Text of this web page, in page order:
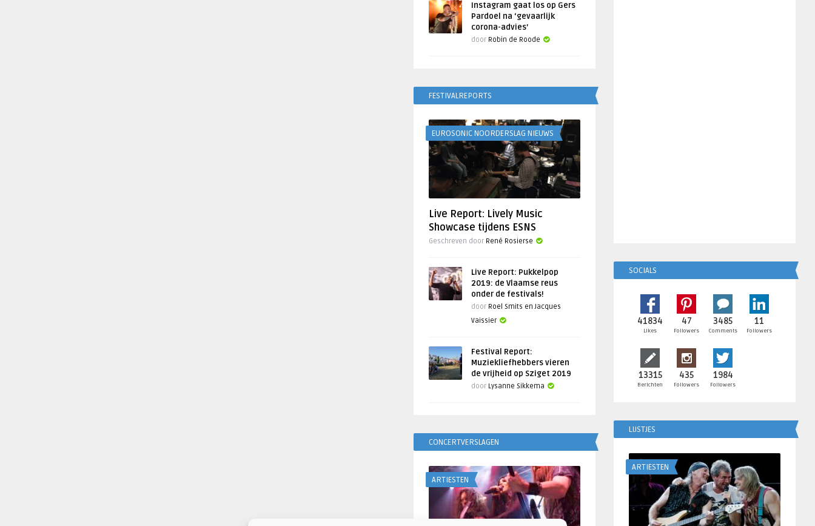
Instagram gaat los op Gers
Pardoel na ‘gevaarlijk
corona-advies’
door Robin de Roode
FESTIVALREPORTS
EUROSONIC NOORDERSLAG NIEUWS
Live Report: Lively Music
Showcase tijdens ESNS
Geschreven door René Rosierse
Live Report: Pukkelpop
2019: de Vlaamse reus
onder de festivals!
door Roel Smits en Jacques
Vaissier
Festival Report:
Muziekliefhebbers vieren
de vrijheid op Sziget 2019
door Lysanne Sikkema
CONCERTVERSLAGEN
ARTIESTEN
SOCIALS
41834
Likes
47
Followers
3485
Comments
11
Followers
13315
Berichten
435
Followers
1984
Followers
LIJSTJES
ARTIESTEN